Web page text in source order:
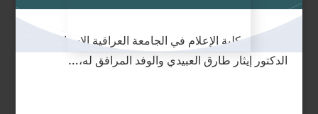
قدّم عميد كلية الإعلام في الجامعة العراقية الاستاذ
الدكتور إيثار طارق العبيدي والوفد المرافق له،…